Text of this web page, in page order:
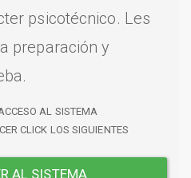
psicotécnico. Les
preparación y
AL SISTEMA
CLICK LOS SIGUIENTES
AL SISTEMA